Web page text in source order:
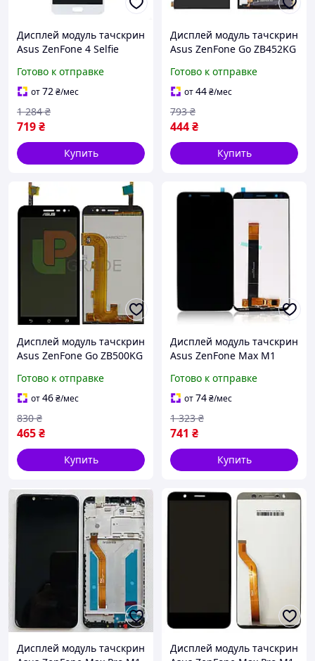
Дисплей модуль тачскрин
Asus ZenFone 4 Selfie
Готово к отправке
от72₴/мес
719₴
1 284 ₴
Купить
Дисплей модуль тачскрин
Asus ZenFone Go ZB452KG
Готово к отправке
от44₴/мес
444₴
793 ₴
Купить
Дисплей модуль тачскрин
Asus ZenFone Go ZB500KG
Готово к отправке
от46₴/мес
465₴
830 ₴
Купить
Дисплей модуль тачскрин
Asus ZenFone Max M1
оригинал PRC
Готово к отправке
от74₴/мес
741 ₴
1 323 ₴
Купить
Дисплей модуль тачскрин
Дисплей модуль тачскрин